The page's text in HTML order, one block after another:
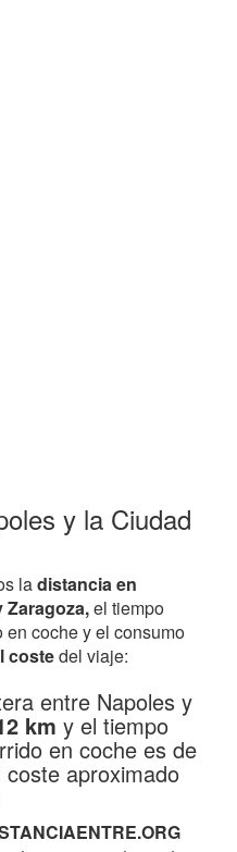
y la Ciudad
ladistancia en
Zaragoza,el tiempo
coche y el consumo
costedel viaje:
entre Napoles y
km y el tiempo
en coche es de
coste aproximado